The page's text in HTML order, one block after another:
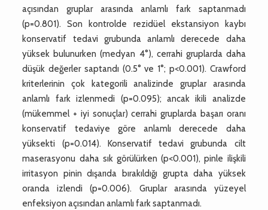
açısından gruplar arasında anlamlı fark saptanmadı
(p=0.801). Son kontrolde rezidüel ekstansiyon kaybı
konservatif tedavi grubunda anlamlı derecede daha
yüksek bulunurken (medyan 4°), cerrahi gruplarda daha
düşük değerler saptandı (0.5° ve 1°; p<0.001). Crawford
kriterlerinin çok kategorili analizinde gruplar arasında
anlamlı fark izlenmedi (p=0.095); ancak ikili analizde
(mükemmel + iyi sonuçlar) cerrahi gruplarda başarı oranı
konservatif tedaviye göre anlamlı derecede daha
yüksekti (p=0.014). Konservatif tedavi grubunda cilt
maserasyonu daha sık görülürken (p<0.001), pinle ilişkili
irritasyon pinin dışarıda bırakıldığı grupta daha yüksek
oranda izlendi (p=0.006). Gruplar arasında yüzeyel
enfeksiyon açısından anlamlı fark saptanmadı.